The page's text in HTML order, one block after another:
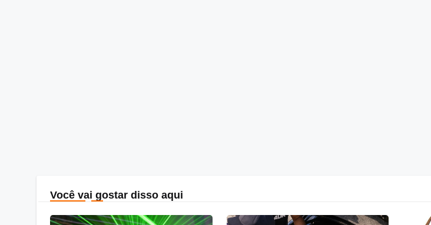
Você vai gostar disso aqui